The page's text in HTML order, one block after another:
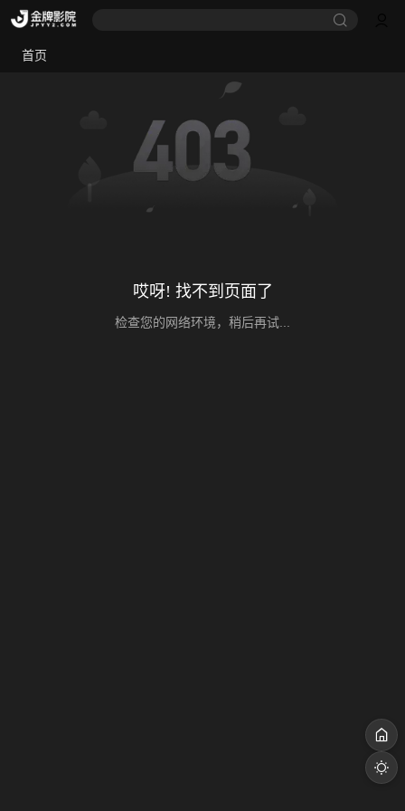
首页
哎呀! 找不到页面了
检查您的网络环境，稍后再试...